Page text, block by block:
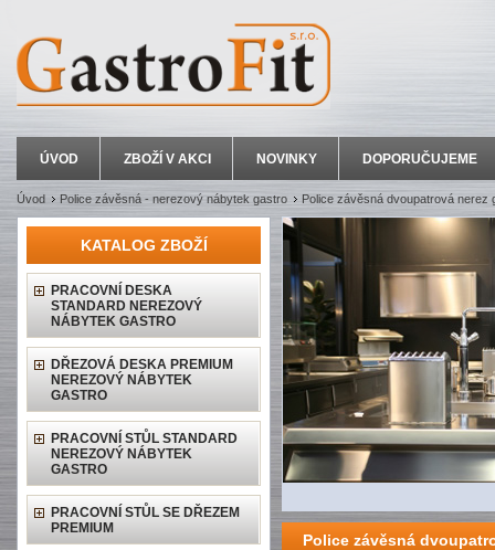
ÚVOD ZBOŽÍ V AKCI NOVINKY DOPORUČUJEME
Úvod Police závěsná - nerezový nábytek gastro Police závěsná dvoupatrová nerez
KATALOG ZBOŽÍ
PRACOVNÍ DESKA
STANDARD NEREZOVÝ
NÁBYTEK GASTRO
DŘEZOVÁ DESKA PREMIUM
NEREZOVÝ NÁBYTEK
GASTRO
PRACOVNÍ STŮL STANDARD
NEREZOVÝ NÁBYTEK
GASTRO
PRACOVNÍ STŮL SE DŘEZEM
PREMIUM
Police závěsná